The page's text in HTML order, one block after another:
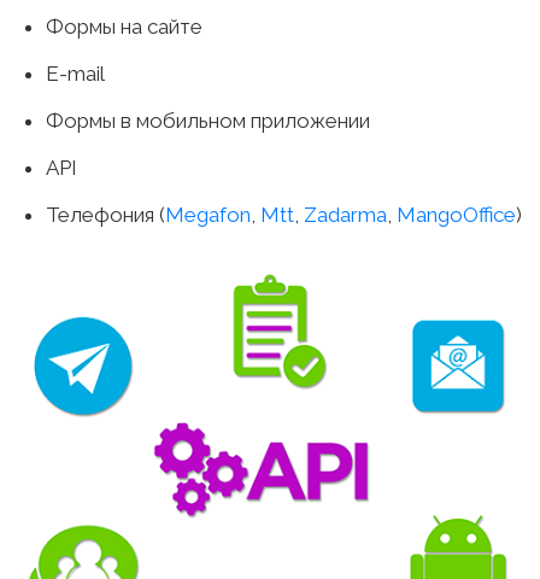
Формы на сайте
E-mail
Формы в мобильном приложении
API
Телефония (Megafon, Mtt, Zadarma, MangoOffice)